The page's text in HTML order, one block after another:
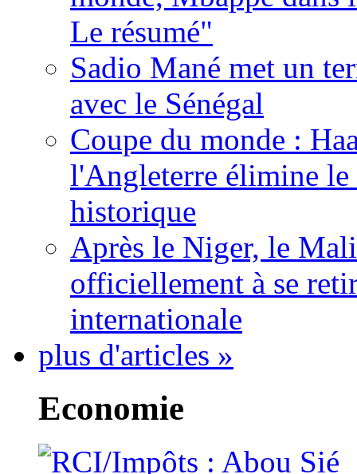
Le résumé"
Sadio Mané met un
avec le Sénégal
Coupe du monde :
l'Angleterre élimine
historique
Après le Niger, le
officiellement à se
internationale
plus d'articles »
Economie